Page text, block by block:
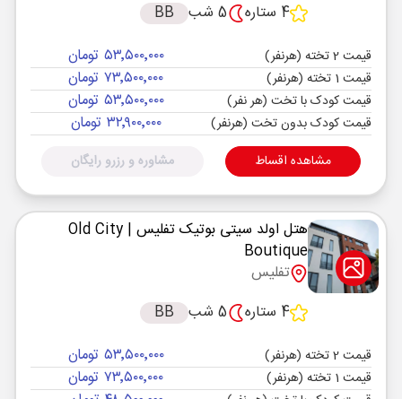
4 ستاره
5 شب BB
قیمت 2 تخته (هرنفر) ۵۳٬۵۰۰٬۰۰۰ تومان
قیمت 1 تخته (هرنفر) ۷۳٬۵۰۰٬۰۰۰ تومان
قیمت کودک با تخت (هر نفر) ۵۳٬۵۰۰٬۰۰۰ تومان
قیمت کودک بدون تخت (هرنفر) ۳۲٬۹۰۰٬۰۰۰ تومان
مشاهده اقساط مشاوره و رزرو رایگان
هتل اولد سیتی بوتیک تفلیس | Old City
Boutique
تفلیس
4 ستاره
5 شب BB
قیمت 2 تخته (هرنفر) ۵۳٬۵۰۰٬۰۰۰ تومان
قیمت 1 تخته (هرنفر) ۷۳٬۵۰۰٬۰۰۰ تومان